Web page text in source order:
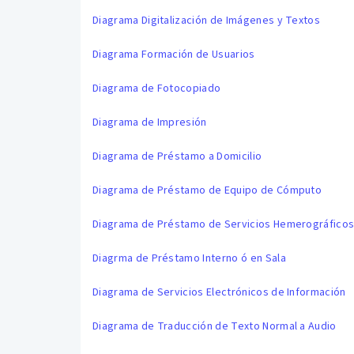
Diagrama Digitalización de Imágenes y Textos
Diagrama Formación de Usuarios
Diagrama de Fotocopiado
Diagrama de Impresión
Diagrama de Préstamo a Domicilio
Diagrama de Préstamo de Equipo de Cómputo
Diagrama de Préstamo de Servicios Hemerográficos
Diagrma de Préstamo Interno ó en Sala
Diagrama de Servicios Electrónicos de Información
Diagrama de Traducción de Texto Normal a Audio